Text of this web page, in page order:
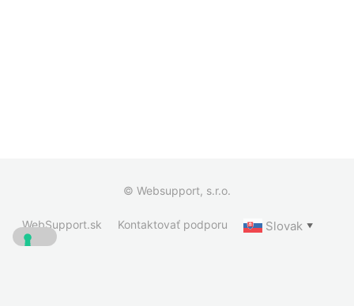
© Websupport, s.r.o.
WebSupport.sk Kontaktovať podporu Slovak ▼